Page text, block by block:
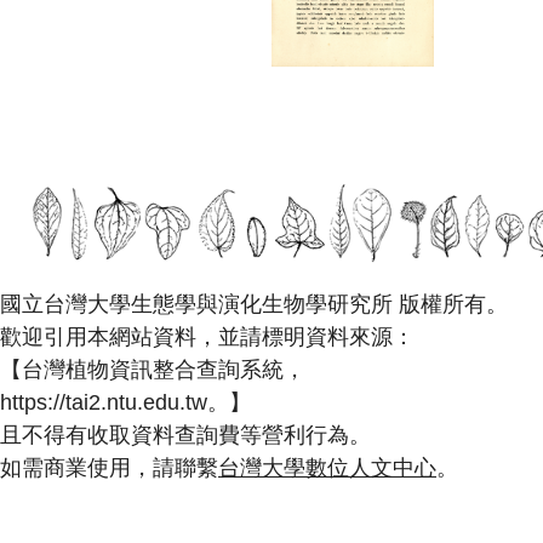
國立台灣大學生態學與演化生物學研究所 版權所有。
歡迎引用本網站資料，並請標明資料來源：
【台灣植物資訊整合查詢系統，
https://tai2.ntu.edu.tw。】
且不得有收取資料查詢費等營利行為。
如需商業使用，請聯繫台灣大學數位人文中心。